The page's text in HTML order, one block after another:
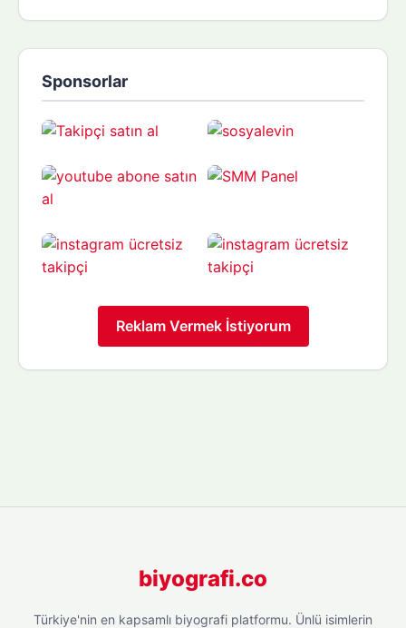
Sponsorlar
Reklam Vermek İstiyorum
biyografi.co
Türkiye'nin en kapsamlı biyografi platformu. Ünlü isimlerin